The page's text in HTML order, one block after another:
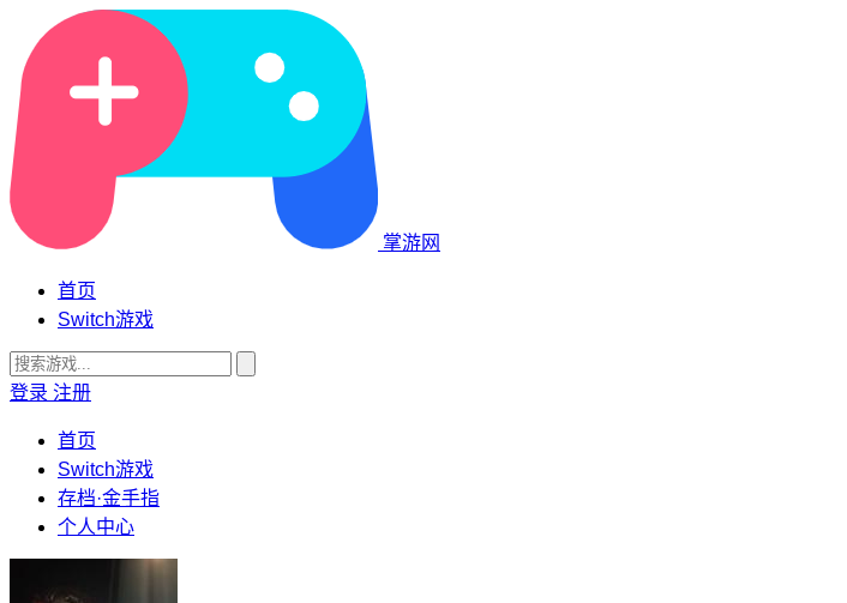
掌游网
首页
Switch游戏
登录 注册
首页
Switch游戏
存档·金手指
个人中心